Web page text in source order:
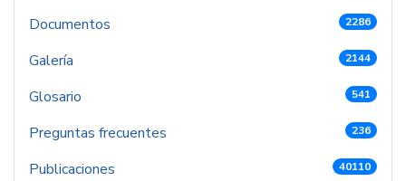
Documentos 2286
Galería 2144
Glosario 541
Preguntas frecuentes 236
Publicaciones 40110